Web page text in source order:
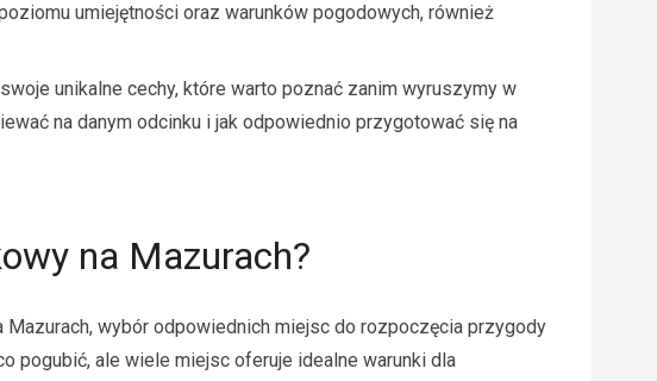
umiejętności oraz warunków pogodowych, również
unikalne cechy, które warto poznać zanim wyruszymy w
na danym odcinku i jak odpowiednio przygotować się na
na Mazurach?
wybór odpowiednich miejsc do rozpoczęcia przygody
pogubić, ale wiele miejsc oferuje idealne warunki dla